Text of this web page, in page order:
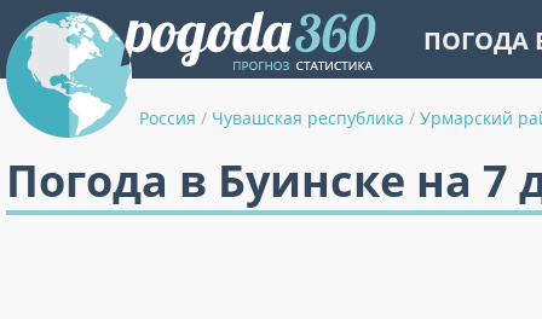
ПОГОДА
Россия / Чувашская республика / Урмарский
Погода в Буинске на 7